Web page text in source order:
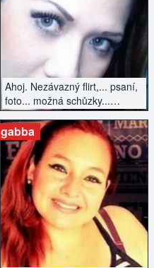
Ahoj. Nezávazný flirt,... psaní,
foto... možná schůzky...
uvidíme...
ZOBRAZIT INZERÁT
gabba
ZOBRAZIT INZERÁT